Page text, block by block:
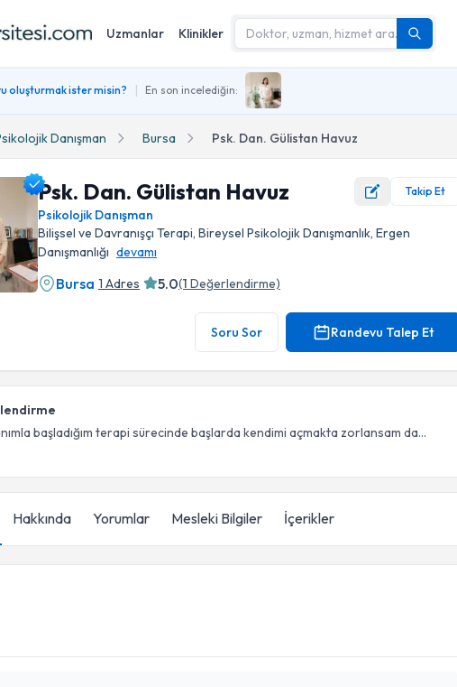
Uzmanlar Klinikler
oluşturmak ister misin? | En son incelediğin:
Danışman Bursa Psk. Dan. Gülistan Havuz
Psk. Dan. Gülistan Havuz Takip Et
Psikolojik Danışman
Bilişsel ve Davranışçı Terapi, Bireysel Psikolojik Danışmanlık, Ergen
Danışmanlığı devamı
Bursa 1 Adres 5.0(1 Değerlendirme)
Soru Sor Randevu Talep Et
başladığım terapi sürecinde başlarda kendimi açmakta zorlansam da...
Hakkında Yorumlar Mesleki Bilgiler İçerikler